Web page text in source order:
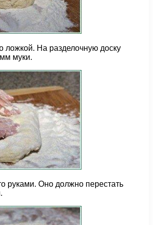
ложкой. На разделочную доску
муки.
руками. Оно должно перестать